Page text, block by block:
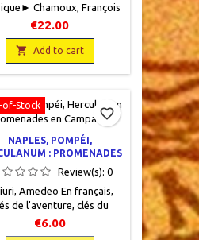
Chamoux, François
En français, Les grandes
475 pages, relié, occasion.
bon état, toilé éditeur
titre gravé or, sans
€22.00
 Add to cart
of-Stock
NAPLES, POMPÉI,
: PROMENADES
EN CAMPANIE
Review(s): 0
Amedeo En français,
de l'aventure, clés du
- 55, Arthaud, 1962, 16 x
€6.00
favorite_border